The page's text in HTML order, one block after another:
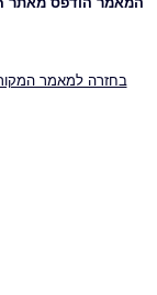
בחזרה למאמר